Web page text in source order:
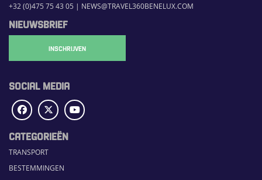
+32 (0)475 75 43 05 | NEWS@TRAVEL360BENELUX.COM
NIEUWSBRIEF
INSCHRIJVEN
SOCIAL MEDIA
CATEGORIEËN
TRANSPORT
BESTEMMINGEN